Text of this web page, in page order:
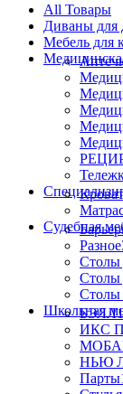
All Товары
Диваны для
Мебель для
Судебная
Разное
Столы
Столы
Столы
Школьная
БЭЛЛ
ИКС
НЬЮ
Парты